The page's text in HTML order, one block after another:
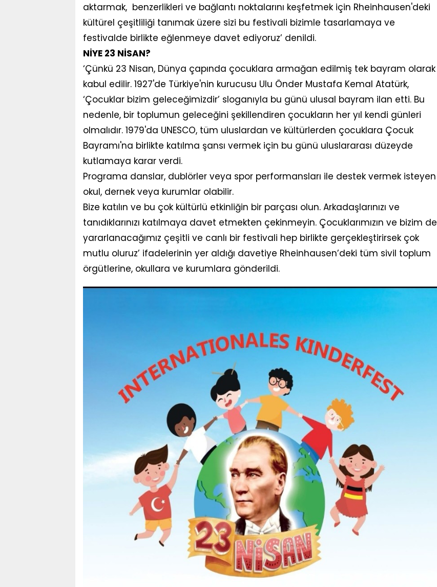
aktarmak, benzerlikleri ve bağlantı noktalarını keşfetmek için Rheinhausen'deki
kültürel çeşitliliği tanımak üzere sizi bu festivali bizimle tasarlamaya ve
festivalde birlikte eğlenmeye davet ediyoruz’ denildi.
NİYE 23 NİSAN?
‘Çünkü 23 Nisan, Dünya çapında çocuklara armağan edilmiş tek bayram olarak
kabul edilir. 1927'de Türkiye'nin kurucusu Ulu Önder Mustafa Kemal Atatürk,
‘Çocuklar bizim geleceğimizdir’ sloganıyla bu günü ulusal bayram ilan etti. Bu
nedenle, bir toplumun geleceğini şekillendiren çocukların her yıl kendi günleri
olmalıdır. 1979'da UNESCO, tüm uluslardan ve kültürlerden çocuklara Çocuk
Bayramı'na birlikte katılma şansı vermek için bu günü uluslararası düzeyde
kutlamaya karar verdi.
Programa danslar, dublörler veya spor performansları ile destek vermek isteyen
okul, dernek veya kurumlar olabilir.
Bize katılın ve bu çok kültürlü etkinliğin bir parçası olun. Arkadaşlarınızı ve
tanıdıklarınızı katılmaya davet etmekten çekinmeyin. Çocuklarımızın ve bizim de
yararlanacağımız çeşitli ve canlı bir festivali hep birlikte gerçekleştirirsek çok
mutlu oluruz’ ifadelerinin yer aldığı davetiye Rheinhausen’deki tüm sivil toplum
örgütlerine, okullara ve kurumlara gönderildi.